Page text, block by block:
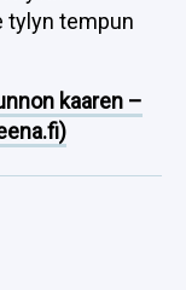
tylyn tempun
kaaren –